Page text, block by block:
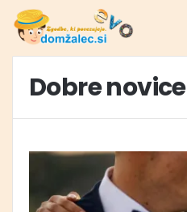
Dobre novice